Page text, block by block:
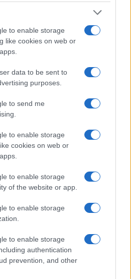
to enable storage
like cookies on web or
data to be sent to
purposes.
to send me
to enable storage
cookies on web or
to enable storage
of the website or app.
to enable storage
to enable storage
authentication
prevention, and other
σχολική μονάδα δύο
υπεράριθμοι οπότε το
τον εκπαιδευτικό που
μετάθεσης.
από τις σχολικές
ονομαστικούς πίνακες
ανά ομάδα σχολείων, όπου
ή όχι των εκπαιδευτικών να
Αθήνας
Ταύρου, Ν. Σμύρνης, Π.
Αργυρούπολης-